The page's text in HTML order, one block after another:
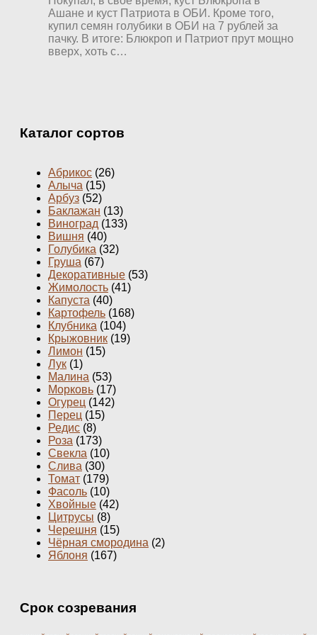
Ашане и куст Патриота в ОБИ. Кроме того,
купил семян голубики в ОБИ на 7 рублей за
пачку. В итоге: Блюкроп и Патриот прут мощно
вверх, хоть с…
Каталог сортов
Абрикос (26)
Алыча (15)
Арбуз (52)
Баклажан (13)
Виноград (133)
Вишня (40)
Голубика (32)
Груша (67)
Декоративные (53)
Жимолость (41)
Капуста (40)
Картофель (168)
Клубника (104)
Крыжовник (19)
Лимон (15)
Лук (1)
Малина (53)
Морковь (17)
Огурец (142)
Перец (15)
Редис (8)
Роза (173)
Свекла (10)
Слива (30)
Томат (179)
Фасоль (10)
Хвойные (42)
Цитрусы (8)
Черешня (15)
Чёрная смородина (2)
Яблоня (167)
Срок созревания